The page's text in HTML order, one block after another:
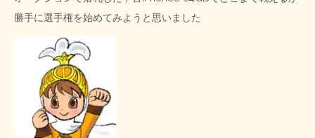
勝手に選手権を始めてみようと思いました